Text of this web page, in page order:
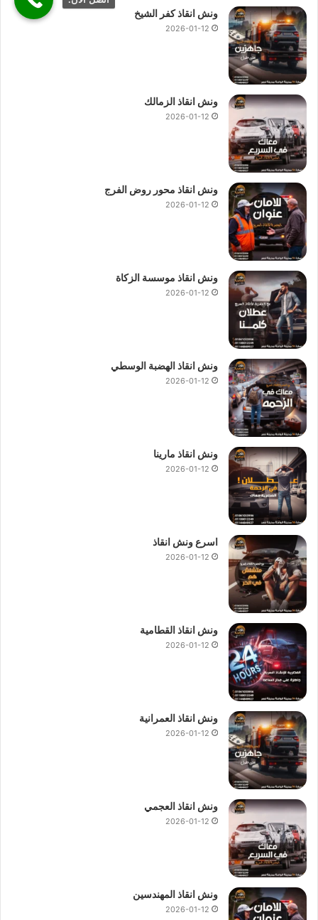
ونش انقاذ كفر الشيخ
2026-01-12
ونش انقاذ الزمالك
2026-01-12
ونش انقاذ محور روض الفرج
2026-01-12
ونش انقاذ موسسة الزكاة
2026-01-12
ونش انقاذ الهضبة الوسطي
2026-01-12
ونش انقاذ مارينا
2026-01-12
اسرع ونش انقاذ
2026-01-12
ونش انقاذ القطامية
2026-01-12
ونش انقاذ العمرانية
2026-01-12
ونش انقاذ العجمي
2026-01-12
ونش انقاذ المهندسين
2026-01-12